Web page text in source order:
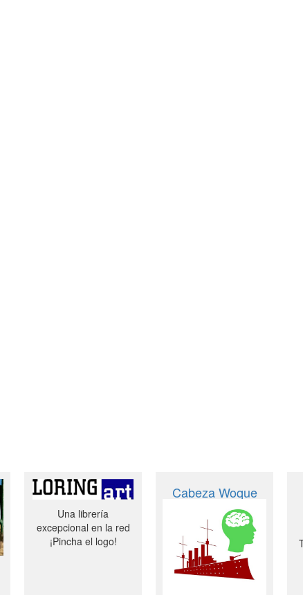
Una librería
excepcional en la red
¡Pincha el logo!
Cabeza Woque